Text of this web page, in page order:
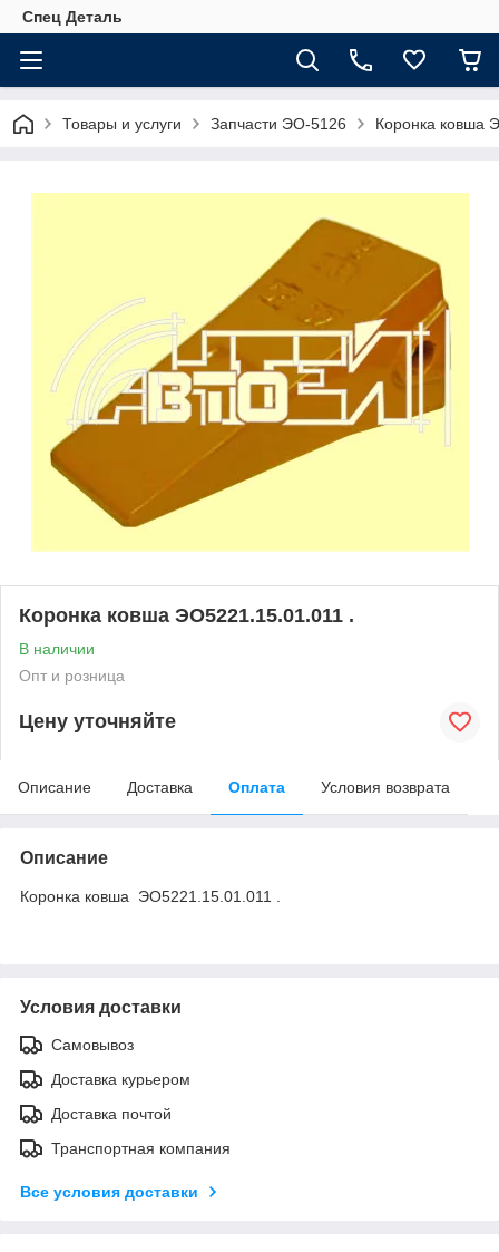
Спец Деталь
Товары и услуги Запчасти ЭО-5126 Коронка ковша
Коронка ковша ЭО5221.15.01.011 .
В наличии
Опт и розница
Цену уточняйте
Описание Доставка Оплата Условия возврата
Описание
Коронка ковша ЭО5221.15.01.011 .
Условия доставки
Самовывоз
Доставка курьером
Доставка почтой
Транспортная компания
Все условия доставки